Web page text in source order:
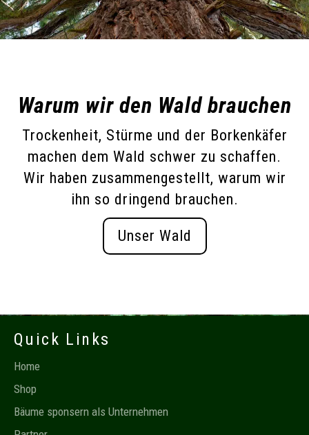
Warum wir den Wald brauchen
Trockenheit, Stürme und der Borkenkäfer
machen dem Wald schwer zu schaffen.
Wir haben zusammengestellt, warum wir
ihn so dringend brauchen.
Unser Wald
Quick Links
Home
Shop
Bäume sponsern als Unternehmen